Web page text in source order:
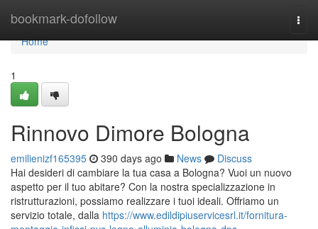
bookmark-dofollow
Home
Home
1
Rinnovo Dimore Bologna
emilienizf165395 390 days ago News
Discuss
Hai desideri di cambiare la tua casa a Bologna? Vuoi un nuovo
aspetto per il tuo abitare? Con la nostra specializzazione in
ristrutturazioni, possiamo realizzare i tuoi ideali. Offriamo un
servizio totale, dalla https://www.edildipiuservicesrl.it/fornitura-